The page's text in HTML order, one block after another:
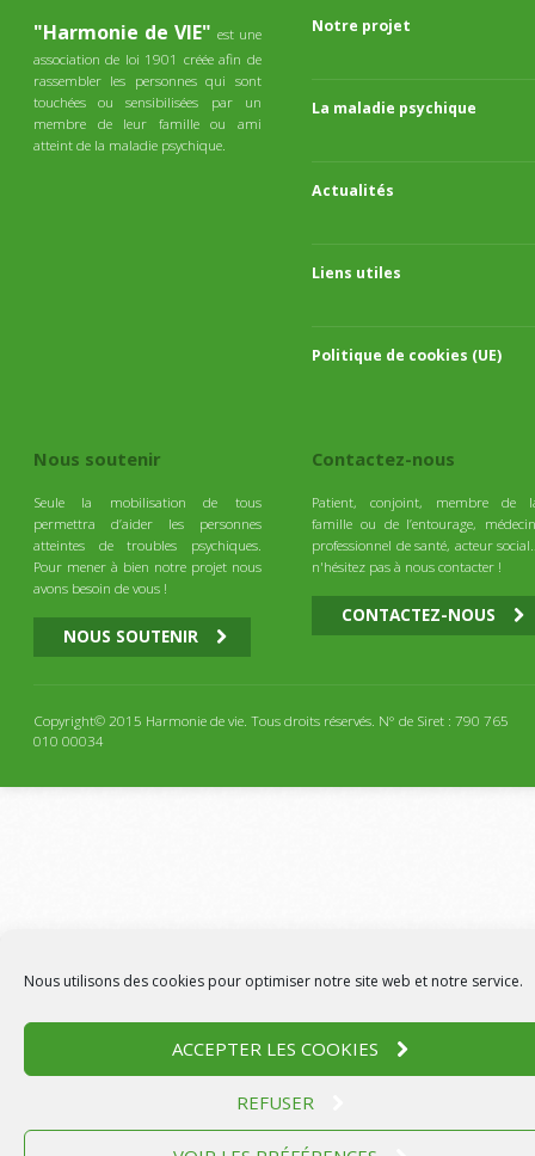
Nous utilisons des cookies pour optimiser notre site web et notre service.
ACCEPTER LES COOKIES
REFUSER
"Harmonie de VIE" est une
association de loi 1901 créée afin de
rassembler les personnes qui sont
touchées ou sensibilisées par un
membre de leur famille ou ami
atteint de la maladie psychique.
Notre projet
La maladie psychique
Actualités
Liens utiles
Politique de cookies (UE)
Nous soutenir
Seule la mobilisation de tous
permettra d’aider les personnes
atteintes de troubles psychiques.
Pour mener à bien notre projet nous
avons besoin de vous !
NOUS SOUTENIR
Contactez-nous
Patient, conjoint, membre de
famille ou de l’entourage,
professionnel de santé, acteur
n'hésitez pas à nous contacter !
CONTACTEZ-NOUS
Copyright© 2015 Harmonie de vie. Tous droits réservés. N° de Siret : 790 765
010 00034